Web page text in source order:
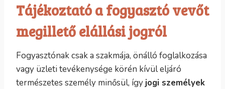
Tájékoztató a fogyasztó vevőt
megillető elállási jogról
Fogyasztónak csak a szakmája, önálló foglalkozása
vagy üzleti tevékenysége körén kívül eljáró
természetes személy minősül, ígyjogi személyek